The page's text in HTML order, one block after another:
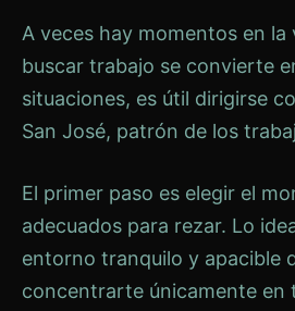
A veces hay momentos en la
buscar trabajo se convierte
situaciones, es útil dirigirse
San José, patrón de los
El primer paso es elegir el
adecuados para rezar. Lo
entorno tranquilo y apacible
concentrarte únicamente en